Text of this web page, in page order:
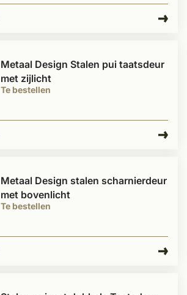
Te bestellen
Metaal Design Stalen pui taatsdeur
met zijlicht
Te bestellen
Metaal Design stalen scharnierdeur
met bovenlicht